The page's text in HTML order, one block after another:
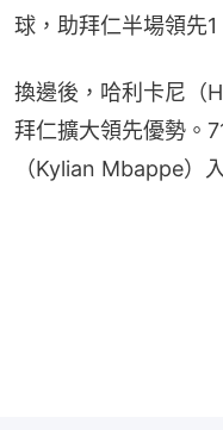
球，助拜仁半場領先1
換邊後，哈利卡尼（
拜仁擴大領先優勢。
（Kylian Mbappe）